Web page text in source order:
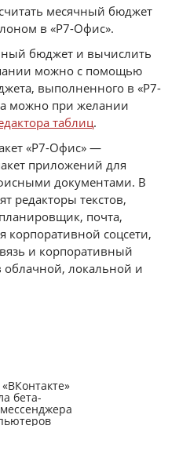
месячный бюджет
в «Р7-Офис».
бюджет и вычислить
можно с помощью
выполненного в «Р7-
можно при желании
таблиц.
«Р7-Офис» —
приложений для
документами. В
редакторы текстов,
почта,
корпоративной соцсети,
и корпоративный
облачной, локальной и
бета-